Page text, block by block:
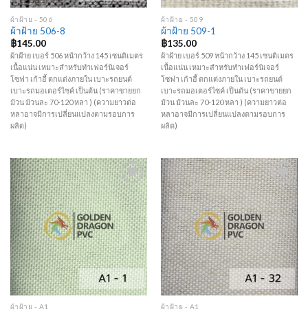
ผ้าฝ้าย - 506
ผ้าฝ้าย 506-8
฿145.00
ผ้าฝ้าย เบอร์ 506 หน้ากว้าง 145 เซนติเมตร
เนื้อแน่น เหมาะสำหรับทำเฟอร์นิเจอร์
โซฟา เก้าอี้ ตกแต่งภายใน เบาะรถยนต์
เบาะรถมอเตอร์ไซค์ เป็นต้น (ราคาขายยก
ม้วน ม้วนละ 70-120 หลา ) (ความยาวต่อ
หลาอาจมีการเปลี่ยนแปลงตามรอบการ
ผลิต)
ผ้าฝ้าย - 509
ผ้าฝ้าย 509-1
฿135.00
ผ้าฝ้าย เบอร์ 509 หน้ากว้าง 145 เซนติเมตร
เนื้อแน่น เหมาะสำหรับทำเฟอร์นิเจอร์
โซฟา เก้าอี้ ตกแต่งภายใน เบาะรถยนต์
เบาะรถมอเตอร์ไซค์ เป็นต้น (ราคาขายยก
ม้วน ม้วนละ 70-120 หลา ) (ความยาวต่อ
หลาอาจมีการเปลี่ยนแปลงตามรอบการ
ผลิต)
Add to
Wishlist
ผ้าฝ้าย - A1
Add to
Wishlist
ผ้าฝ้าย - A1